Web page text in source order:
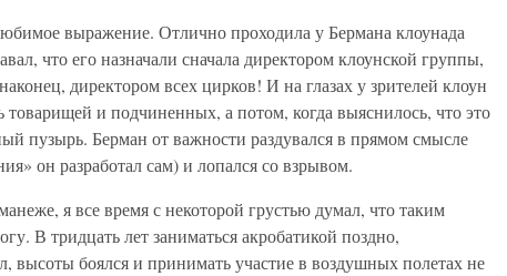
выражение. Отлично проходила у Бермана клоунада
что его назначали сначала директором клоунской группы,
директором всех цирков! И на глазах у зрителей клоун
товарищей и подчиненных, а потом, когда выяснилось, что это
пузырь. Берман от важности раздувался в прямом смысле
он разработал сам) и лопался со взрывом.
я все время с некоторой грустью думал, что таким
В тридцать лет заниматься акробатикой поздно,
высоты боялся и принимать участие в воздушных полетах не